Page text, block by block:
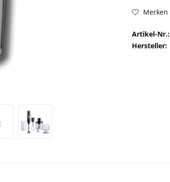
Merken
Artikel-Nr.:
Hersteller: